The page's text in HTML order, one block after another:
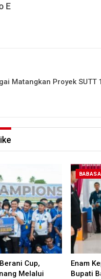
E
Matangkan Proyek SUTT
Cup,
Melalui
Enam
Bupati